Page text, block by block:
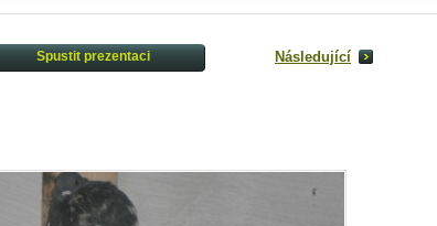
Spustit prezentaci Následující